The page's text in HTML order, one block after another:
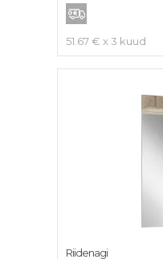
51.67 € x 3 kuud
Riidenagi